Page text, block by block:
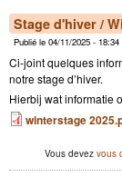
Stage d'hiver /
Publié le 04/11/2025 - 18:34
Ci-joint quelques
notre stage d’hiver.
Hierbij wat informatie
winterstage
Vous devezvous